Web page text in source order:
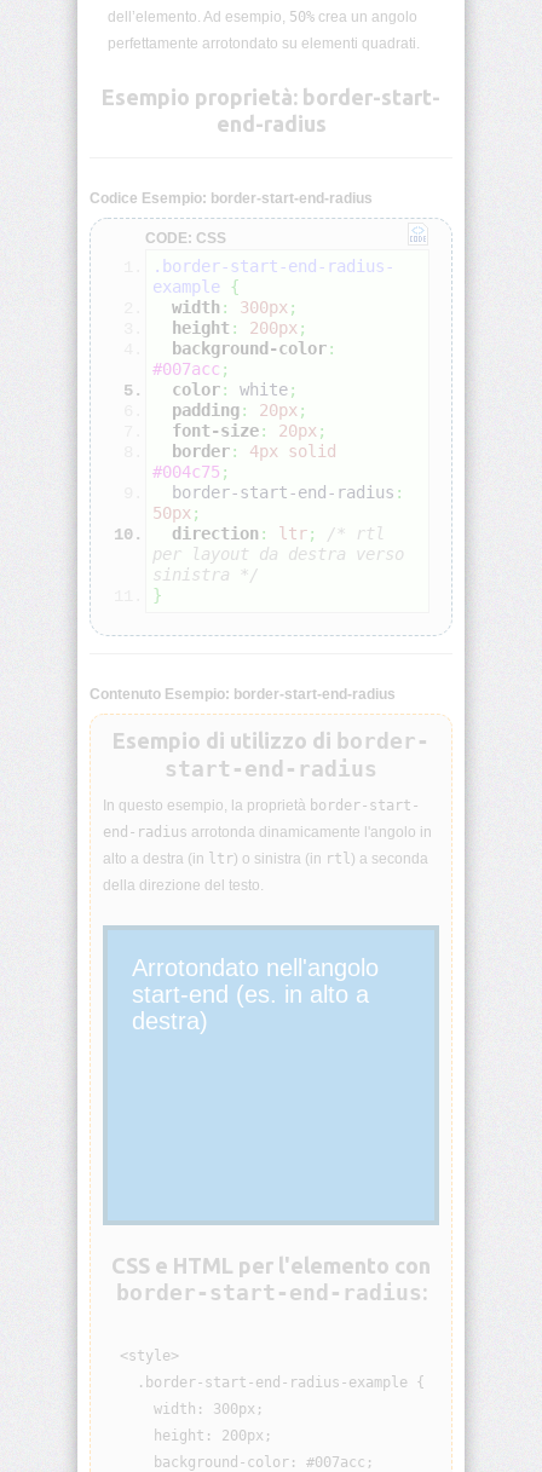
Commenti
accent-
content
align-
items
align-
self
all
animation
animation-
delay
animation-
direction
duration
animation-
fill-
mode
animation-
iteration-
count
animation-
name
animation-
play-
state
animation-
timing-
function
aspect-
ratio
backdrop-
filter
backface-
visibility
background
dell’elemento. Ad esempio, 50% crea un angolo
perfettamente arrotondato su elementi quadrati.
Esempio proprietà: border-start-
end-radius
Codice Esempio: border-start-end-radius
CODE: CSS
.border-start-end-radius-
example
{
width : 300px ;
height : 200px ;
background-color:
#007acc ;
color: white;
padding: 20px ;
font-size: 20px ;
border: 4px
solid
#004c75 ;
  border-start-end-radius
:
50px ;
direction : ltr;
/* rtl
per layout da destra verso
sinistra */
}
Contenuto Esempio: border-start-end-radius
Esempio di utilizzo di border-
start-end-radius
In questo esempio, la proprietà border-start-
end-radius arrotonda dinamicamente l'angolo in
alto a destra (in ltr) o sinistra (in rtl) a seconda
della direzione del testo.
Arrotondato nell'angolo
start-end (es. in alto a
destra)
CSS e HTML per l'elemento con
border-start-end-radius:
  <style>
    .border-start-end-radius-example {
      width: 300px;
      height: 200px;
      background-color: #007acc;